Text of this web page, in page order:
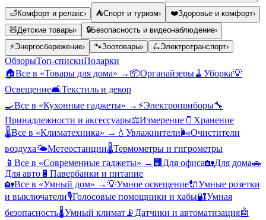
🛁Комфорт и релакс› ⛺Спорт и туризм› ❤️Здоровье и комфорт›
🧸Детские товары› 🔒Безопасность и видеонаблюдение›
⚡Энергосбережение› 🐾Зоотовары› 🛴Электротранспорт›
ОбзорыТоп-спискиПодарки
🏠Все в «Товары для дома» → 📦Органайзеры🧹 Уборка💡
Освещение🛋️Текстиль и декор
🍳Все в «Кухонные гаджеты» → ⚡Электроприборы🔧
Принадлежности и аксессуары⚖️Измерение 🫙 Хранение
🌡️Все в «Климатехника» → 💧 Увлажнители🌬️Очистители
воздуха🌤️Метеостанции🌡️Термометры и гигрометры
📱 Все в «Современные гаджеты» → 🏢 Для офиса🏡Для дома🚗
Для авто 🔋 Павербанки и питание
🏡Все в «Умный дом» →💡Умное освещение🔌Умные розетки
и выключатели🎙️Голосовые помощники и хабы🔐Умная
безопасность🌡️Умный климат 📡 Датчики и автоматизация🤖